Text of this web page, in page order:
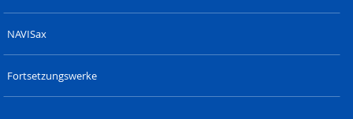
NAVISax
Fortsetzungswerke